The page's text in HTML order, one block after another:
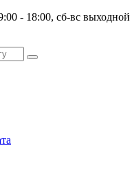
- 18:00, сб-вс выходной